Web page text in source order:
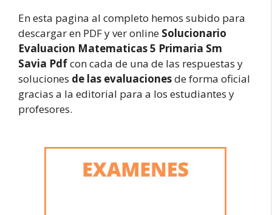
En esta pagina al completo hemos subido para
descargar en PDF y ver online Solucionario
Evaluacion Matematicas 5 Primaria Sm
Savia Pdfcon cada de una de las respuestas y
soluciones de las evaluacionesde forma oficial
gracias a la editorial para a los estudiantes y
profesores.